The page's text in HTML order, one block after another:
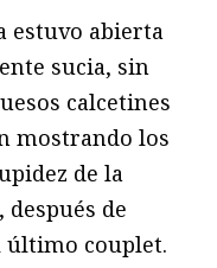
estuvo abierta
sucia, sin
calcetines
mostrando los
de la
de
último couplet.